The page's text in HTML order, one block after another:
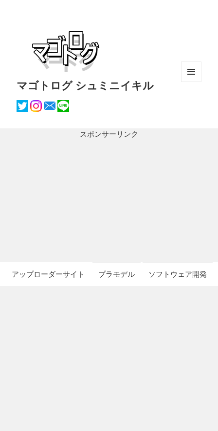
マゴトログ シュミニイキル
スポンサーリンク
アップローダーサイト プラモデル ソフトウェア開発